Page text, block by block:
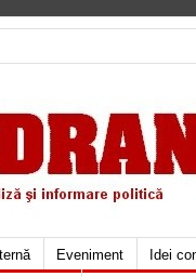
Eveniment
Idei